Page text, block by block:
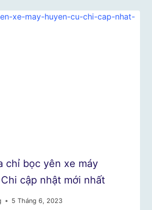
chỉ bọc yên xe máy
cập nhật mới nhất
5 Tháng 6, 2023